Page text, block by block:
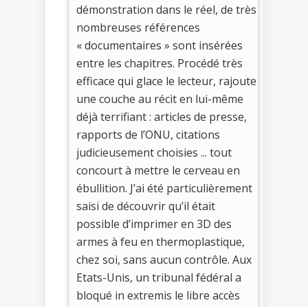
démonstration dans le réel, de très
nombreuses références
« documentaires » sont insérées
entre les chapitres. Procédé très
efficace qui glace le lecteur, rajoute
une couche au récit en lui-même
déjà terrifiant : articles de presse,
rapports de l’ONU, citations
judicieusement choisies ... tout
concourt à mettre le cerveau en
ébullition. J’ai été particulièrement
saisi de découvrir qu’il était
possible d’imprimer en 3D des
armes à feu en thermoplastique,
chez soi, sans aucun contrôle. Aux
Etats-Unis, un tribunal fédéral a
bloqué in extremis le libre accès